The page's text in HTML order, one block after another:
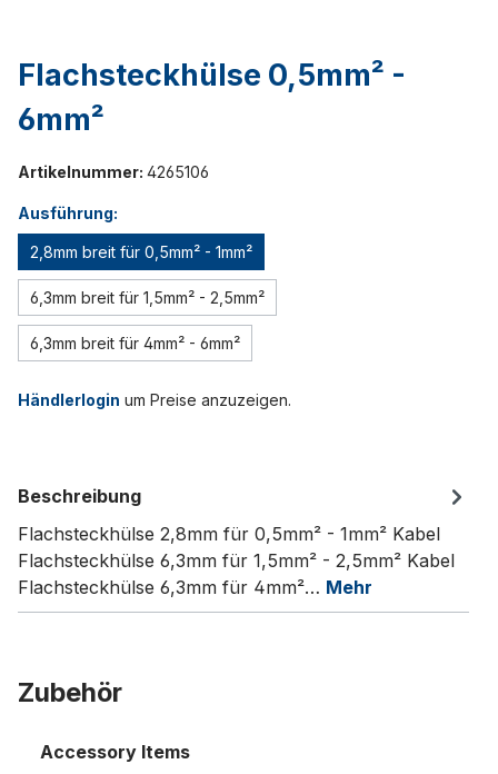
Flachsteckhülse 0,5mm² -
6mm²
Artikelnummer: 4265106
Ausführung:
2,8mm breit für 0,5mm² - 1mm²
6,3mm breit für 1,5mm² - 2,5mm²
6,3mm breit für 4mm² - 6mm²
Händlerlogin um Preise anzuzeigen.
Beschreibung
Flachsteckhülse 2,8mm für 0,5mm² - 1mm² Kabel
Flachsteckhülse 6,3mm für 1,5mm² - 2,5mm² Kabel
Flachsteckhülse 6,3mm für 4mm²… Mehr
Zubehör
Accessory Items